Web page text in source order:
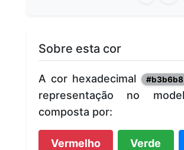
Sobre esta cor
A cor hexadecimal #b3b6b8
representação no
composta por:
Vermelho Verde